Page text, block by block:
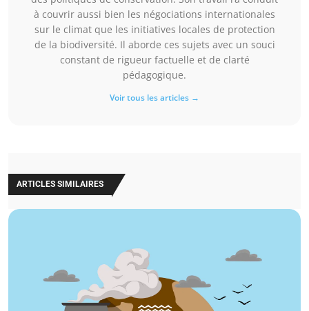
à couvrir aussi bien les négociations internationales
sur le climat que les initiatives locales de protection
de la biodiversité. Il aborde ces sujets avec un souci
constant de rigueur factuelle et de clarté
pédagogique.
Voir tous les articles →
ARTICLES SIMILAIRES